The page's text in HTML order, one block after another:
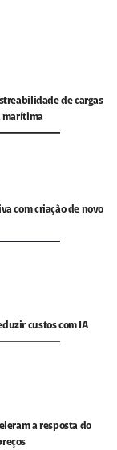
de cargas
marítima
com criação de novo
custos com IA
a resposta do